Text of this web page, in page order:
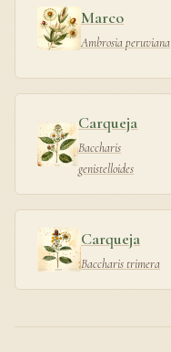
Marco
Ambrosia peruviana
Carqueja
Baccharis
genistelloides
Carqueja
Baccharis trimera